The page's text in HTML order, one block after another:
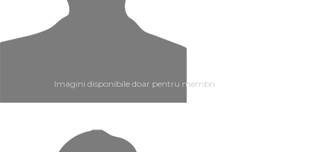
Imagini disponibile doar pentru membri